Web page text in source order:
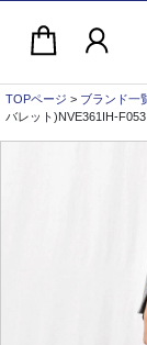
TOPページ > ブランド一
バレット)NVE361IH-